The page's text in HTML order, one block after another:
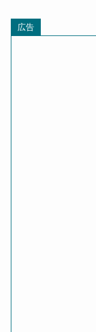
広告